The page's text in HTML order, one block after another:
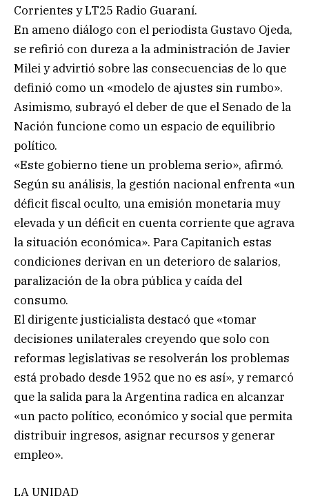
Corrientes y LT25 Radio Guaraní.
En ameno diálogo con el periodista Gustavo Ojeda,
se refirió con dureza a la administración de Javier
Milei y advirtió sobre las consecuencias de lo que
definió como un «modelo de ajustes sin rumbo».
Asimismo, subrayó el deber de que el Senado de la
Nación funcione como un espacio de equilibrio
político.
«Este gobierno tiene un problema serio», afirmó.
Según su análisis, la gestión nacional enfrenta «un
déficit fiscal oculto, una emisión monetaria muy
elevada y un déficit en cuenta corriente que agrava
la situación económica». Para Capitanich estas
condiciones derivan en un deterioro de salarios,
paralización de la obra pública y caída del
consumo.
El dirigente justicialista destacó que «tomar
decisiones unilaterales creyendo que solo con
reformas legislativas se resolverán los problemas
está probado desde 1952 que no es así», y remarcó
que la salida para la Argentina radica en alcanzar
«un pacto político, económico y social que permita
distribuir ingresos, asignar recursos y generar
empleo».
LA UNIDAD